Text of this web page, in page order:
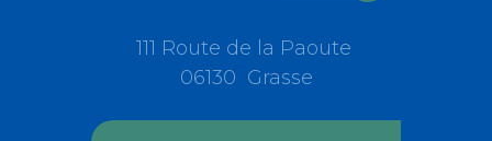
111 Route de la Paoute
06130 Grasse